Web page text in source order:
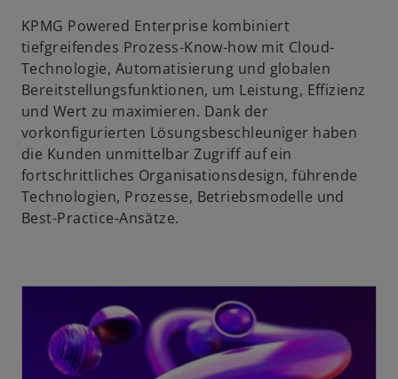
KPMG Powered Enterprise kombiniert
tiefgreifendes Prozess-Know-how mit Cloud-
Technologie, Automatisierung und globalen
Bereitstellungsfunktionen, um Leistung, Effizienz
und Wert zu maximieren. Dank der
vorkonfigurierten Lösungsbeschleuniger haben
die Kunden unmittelbar Zugriff auf ein
fortschrittliches Organisationsdesign, führende
Technologien, Prozesse, Betriebsmodelle und
Best-Practice-Ansätze.